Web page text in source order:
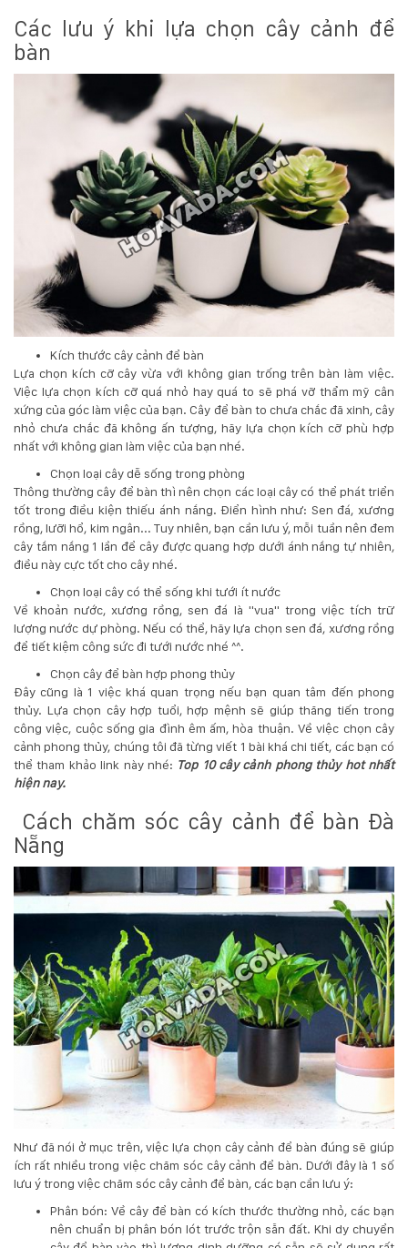
Hotline
:
0931.914.968
hoasenvietdn@gmail.com
Cẩm
-
nẵng
132
Võ
Chí
Công
-
Hòa
-
TP.
Đà
Các lưu ý khi lựa chọn cây cảnh để
bàn
Kích thước cây cảnh để bàn
Lựa chọn kích cỡ cây vừa với không gian trống trên bàn làm việc.
Việc lựa chọn kích cỡ quá nhỏ hay quá to sẽ phá vỡ thẩm mỹ cân
xứng của góc làm việc của bạn. Cây để bàn to chưa chắc đã xinh, cây
nhỏ chưa chắc đã không ấn tượng, hãy lựa chọn kích cỡ phù hợp
nhất với không gian làm việc của bạn nhé.
Chọn loại cây dễ sống trong phòng
Thông thường cây để bàn thì nên chọn các loại cây có thể phát triển
tốt trong điều kiện thiếu ánh nắng. Điển hình như: Sen đá, xương
rồng, lưỡi hổ, kim ngân... Tuy nhiên, bạn cần lưu ý, mỗi tuần nên đem
cây tắm nắng 1 lần để cây được quang hợp dưới ánh nắng tự nhiên,
điều này cực tốt cho cây nhé.
Chọn loại cây có thể sống khi tưới ít nước
Về khoản nước, xương rồng, sen đá là "vua" trong việc tích trữ
lượng nước dự phòng. Nếu có thể, hãy lựa chọn sen đá, xương rồng
để tiết kiệm công sức đi tưới nước nhé ^^.
Chọn cây để bàn hợp phong thủy
Đây cũng là 1 việc khá quan trọng nếu bạn quan tâm đến phong
thủy. Lựa chọn cây hợp tuổi, hợp mệnh sẽ giúp thăng tiến trong
công việc, cuộc sống gia đình êm ấm, hòa thuận. Về việc chọn cây
cảnh phong thủy, chúng tôi đã từng viết 1 bài khá chi tiết, các bạn có
thể tham khảo link này nhé: Top 10 cây cảnh phong thủy hot nhất
hiện nay.
Cách chăm sóc cây cảnh để bàn Đà
Nẵng
Như đã nói ở mục trên, việc lựa chọn cây cảnh để bàn đúng sẽ giúp
ích rất nhiều trong việc chăm sóc cây cảnh để bàn. Dưới đây là 1 số
lưu ý trong việc chăm sóc cây cảnh để bàn, các bạn cần lưu ý:
Phân bón: Về cây để bàn có kích thước thường nhỏ, các bạn
nên chuẩn bị phân bón lót trước trộn sẵn đất. Khi dy chuyển